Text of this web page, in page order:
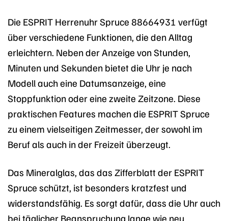
Die ESPRIT Herrenuhr Spruce 88664931 verfügt
über verschiedene Funktionen, die den Alltag
erleichtern. Neben der Anzeige von Stunden,
Minuten und Sekunden bietet die Uhr je nach
Modell auch eine Datumsanzeige, eine
Stoppfunktion oder eine zweite Zeitzone. Diese
praktischen Features machen die ESPRIT Spruce
zu einem vielseitigen Zeitmesser, der sowohl im
Beruf als auch in der Freizeit überzeugt.
Das Mineralglas, das das Zifferblatt der ESPRIT
Spruce schützt, ist besonders kratzfest und
widerstandsfähig. Es sorgt dafür, dass die Uhr auch
bei täglicher Beanspruchung lange wie neu